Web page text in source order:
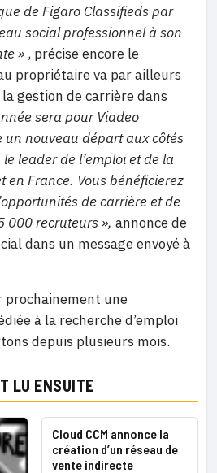
de Figaro Classifieds par
social professionnel à son
» , précise encore le
propriétaire va par ailleurs
gestion de carrière dans
sera pour Viadeo
un nouveau départ aux côtés
leader de l’emploi et de la
France. Vous bénéficierez
de carrière et de
000 recruteurs », annonce de
dans un message envoyé à
prochainement une
à la recherche d’emploi
depuis plusieurs mois.
LU ENSUITE
Cloud CCM annonce la
création d’un réseau de
vente indirecte